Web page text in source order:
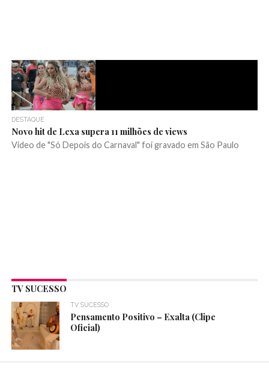
DESTAQUE
Novo hit de Lexa supera 11 milhões de views
Video de "Só Depois do Carnaval" foi gravado em São Paulo
TV SUCESSO
TV SUCESSO
Pensamento Positivo – Exalta (Clipe
Oficial)